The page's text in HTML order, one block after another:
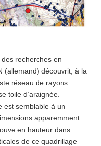
recherches en
(allemand) découvrit, à la
réseau de rayons
toile d’araignée.
est semblable à un
apparemment
en hauteur dans
de ce quadrillage